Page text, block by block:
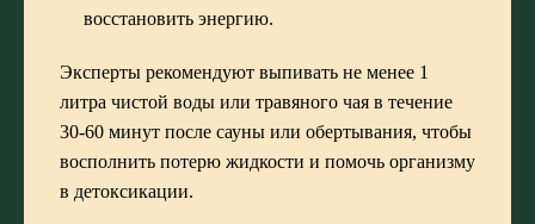
восстановить энергию.
Эксперты рекомендуют выпивать не менее 1
литра чистой воды или травяного чая в течение
30-60 минут после сауны или обертывания, чтобы
восполнить потерю жидкости и помочь организму
в детоксикации.